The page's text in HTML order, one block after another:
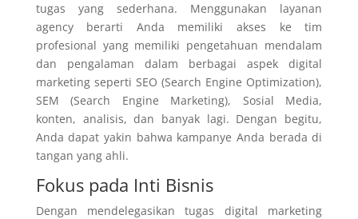
tugas yang sederhana. Menggunakan layanan
agency berarti Anda memiliki akses ke tim
profesional yang memiliki pengetahuan mendalam
dan pengalaman dalam berbagai aspek digital
marketing seperti SEO (Search Engine Optimization),
SEM (Search Engine Marketing), Sosial Media,
konten, analisis, dan banyak lagi. Dengan begitu,
Anda dapat yakin bahwa kampanye Anda berada di
tangan yang ahli.
Fokus pada Inti Bisnis
Dengan mendelegasikan tugas digital marketing